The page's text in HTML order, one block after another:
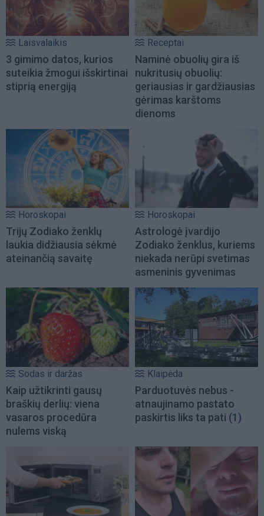
Laisvalaikis
3 gimimo datos, kurios
suteikia žmogui išskirtinai
stiprią energiją
Receptai
Naminė obuolių gira iš
nukritusių obuolių:
geriausias ir gardžiausias
gėrimas karštoms
dienoms
Horoskopai
Trijų Zodiako ženklų
laukia didžiausia sėkmė
ateinančią savaitę
Horoskopai
Astrologė įvardijo
Zodiako ženklus, kuriems
niekada nerūpi svetimas
asmeninis gyvenimas
Sodas ir daržas
Kaip užtikrinti gausų
braškių derlių: viena
vasaros procedūra
nulems viską
Klaipėda
Parduotuvės nebus -
atnaujinamo pastato
paskirtis liks ta pati (1)